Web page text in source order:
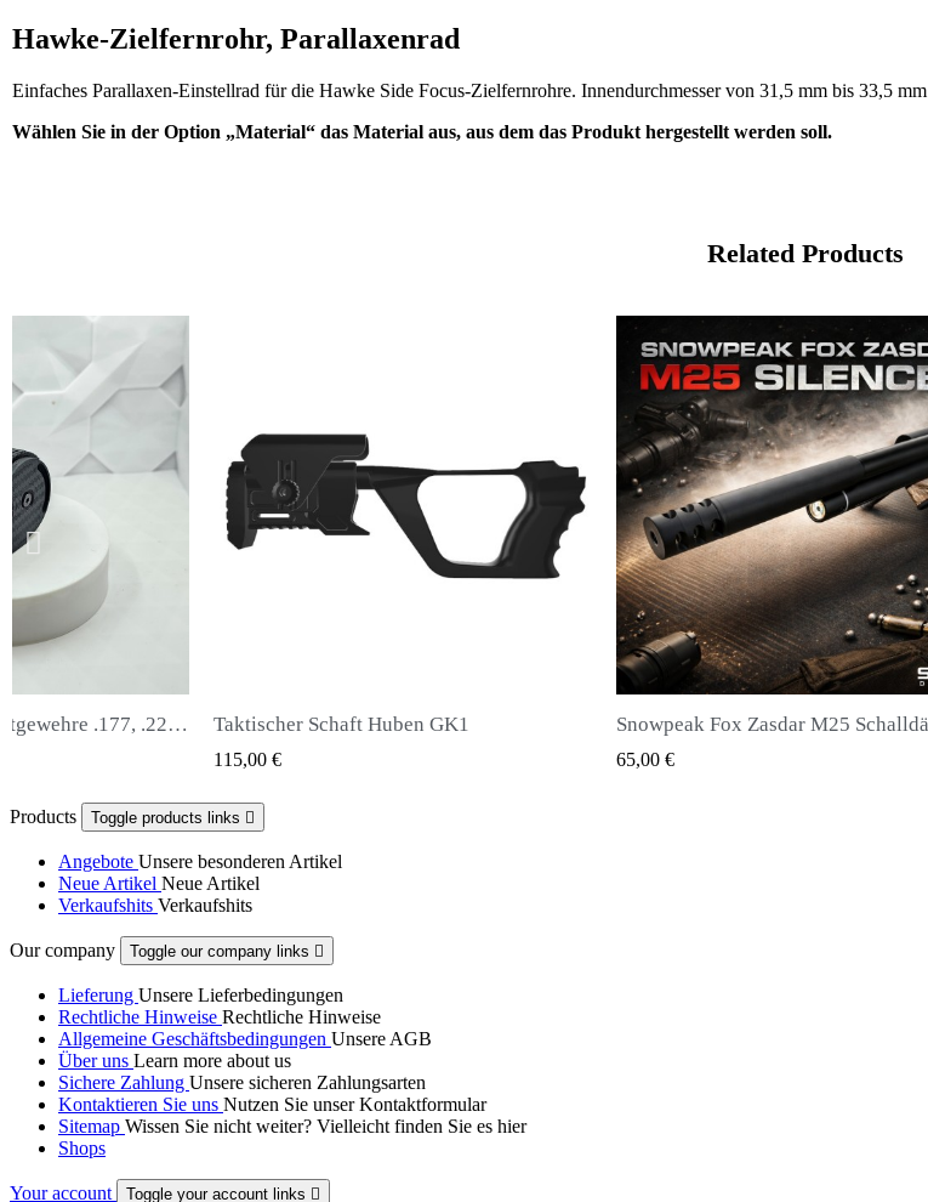
Hawke-Zielfernrohr, Parallaxenrad
Einfaches Parallaxen-Einstellrad für die Hawke Side Focus-Zielfernrohre. Innendurchmesser von 31,5 mm bis 33,5 mm
Wählen Sie in der Option „Material“ das Material aus, aus dem das Produkt hergestellt werden soll.
Related Products
QUICK VIEW
Huben GK1 QUICK VIEW
Snowpeak Fox Zasdar M25 Schalldämpfer
65,00 €
QUICK VIEW
Products Toggle products links 
Angebote Unsere besonderen Artikel
Neue Artikel Neue Artikel
Verkaufshits Verkaufshits
Our company Toggle our company links 
Lieferung Unsere Lieferbedingungen
Rechtliche Hinweise Rechtliche Hinweise
Allgemeine Geschäftsbedingungen Unsere AGB
Über uns Learn more about us
Sichere Zahlung Unsere sicheren Zahlungsarten
Kontaktieren Sie uns Nutzen Sie unser Kontaktformular
Sitemap Wissen Sie nicht weiter? Vielleicht finden Sie es hier
Shops
Your account Toggle your account links 